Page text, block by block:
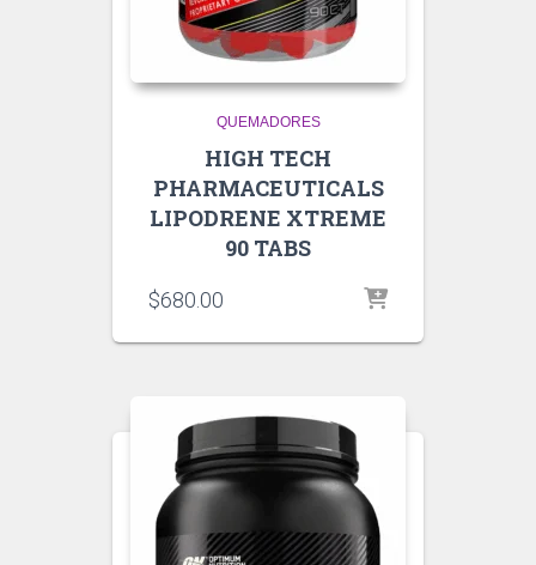
QUEMADORES
HIGH TECH
PHARMACEUTICALS
LIPODRENE XTREME
90 TABS
$680.00